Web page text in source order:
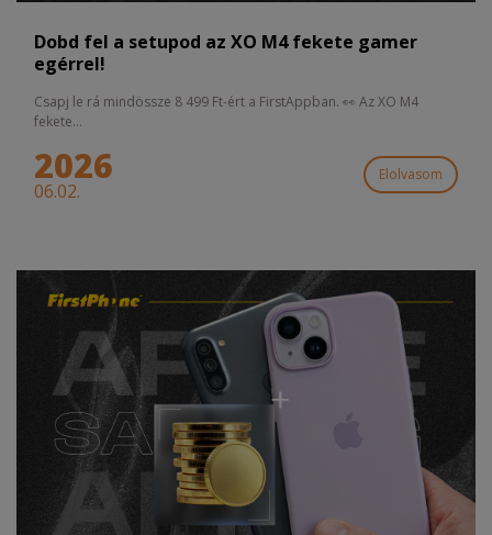
Dobd fel a setupod az XO M4 fekete gamer
egérrel!
Csapj le rá mindössze 8 499 Ft-ért a FirstAppban. 👀 Az XO M4
fekete...
2026
06.02.
Elolvasom